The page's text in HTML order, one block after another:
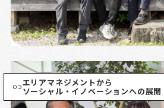
03エリアマネジメントから
ソーシャル・イノベーションへの展開